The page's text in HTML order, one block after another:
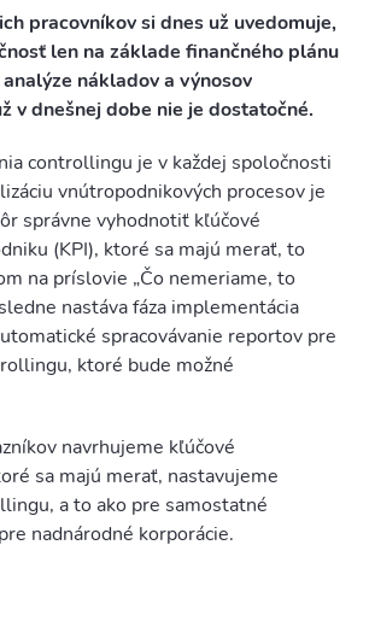
pracovníkov si dnes už uvedomuje,
len na základe finančného plánu
nákladov a výnosov
v dnešnej dobe nie je dostatočné.
controllingu je v každej spoločnosti
vnútropodnikových procesov je
správne vyhodnotiť kľúčové
(KPI), ktoré sa majú merať, to
na príslovie „Čo nemeriame, to
nastáva fáza implementácia
spracovávanie reportov pre
ktoré bude možné
navrhujeme kľúčové
sa majú merať, nastavujeme
a to ako pre samostatné
nadnárodné korporácie.